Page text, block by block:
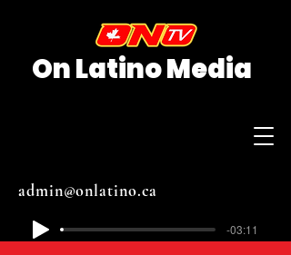
On Latino Media
admin@onlatino.ca
-03:11